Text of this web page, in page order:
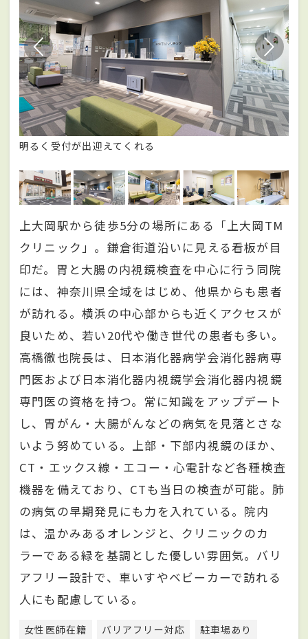
明るく受付が出迎えてくれる
上大岡駅から徒歩5分の場所にある「上大岡TM
クリニック」。鎌倉街道沿いに見える看板が目
印だ。胃と大腸の内視鏡検査を中心に行う同院
には、神奈川県全域をはじめ、他県からも患者
が訪れる。横浜の中心部からも近くアクセスが
良いため、若い20代や働き世代の患者も多い。
高橋徹也院長は、日本消化器病学会消化器病専
門医および日本消化器内視鏡学会消化器内視鏡
専門医の資格を持つ。常に知識をアップデート
し、胃がん・大腸がんなどの病気を見落とさな
いよう努めている。上部・下部内視鏡のほか、
CT・エックス線・エコー・心電計など各種検査
機器を備えており、CTも当日の検査が可能。肺
の病気の早期発見にも力を入れている。院内
は、温かみあるオレンジと、クリニックのカ
ラーである緑を基調とした優しい雰囲気。バリ
アフリー設計で、車いすやベビーカーで訪れる
人にも配慮している。
女性医師在籍 バリアフリー対応
駐車場あり